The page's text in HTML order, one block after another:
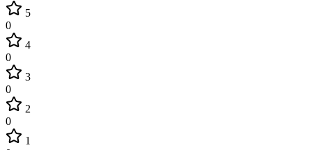
5
0
4
0
3
0
2
0
1